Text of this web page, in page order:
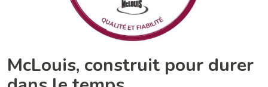
McLouis, construit pour durer